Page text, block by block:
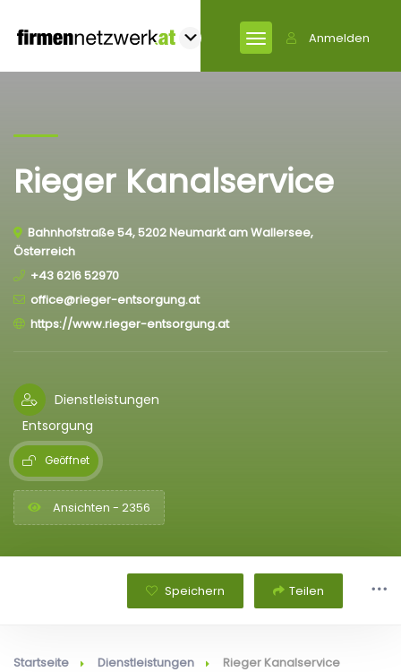
Anmelden
Rieger Kanalservice
Bahnhofstraße 54, 5202 Neumarkt am Wallersee,
Österreich
+43 6216 52970
office@rieger-entsorgung.at
https://www.rieger-entsorgung.at
Dienstleistungen
Entsorgung
Geöffnet
Ansichten - 2356
Speichern Teilen
Startseite Dienstleistungen Rieger Kanalservice